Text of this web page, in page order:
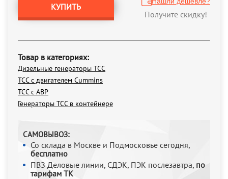
КУПИТЬ
Получите скидку!
Товар в категориях:
Дизельные генераторы ТСС
ТСС с двигателем Cummins
ТСС с АВР
Генераторы ТСС в контейнере
САМОВЫВОЗ:
Со склада в Москве и Подмосковье сегодня,
бесплатно
ПВЗ Деловые линии, СДЭК, ПЭК послезавтра, по
тарифам ТК